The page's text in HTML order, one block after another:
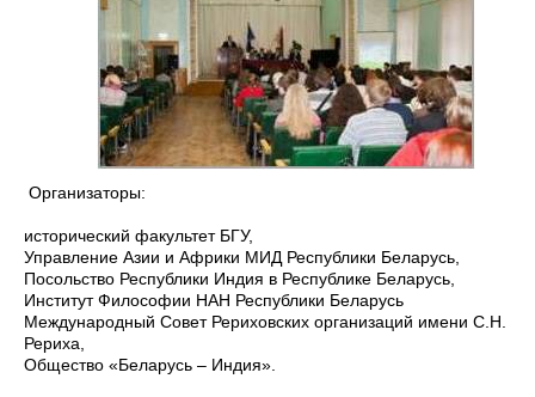
Организаторы:
исторический факультет БГУ,
Управление Азии и Африки МИД Республики Беларусь,
Посольство Республики Индия в Республике Беларусь,
Институт Философии НАН Республики Беларусь
Международный Совет Рериховских организаций имени С.Н.
Рериха,
Общество «Беларусь – Индия».